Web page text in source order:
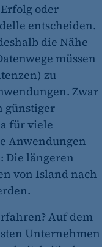
oder
entscheiden.
die Nähe
müssen
zu
Zwar
günstiger
für viele
Anwendungen
Die längeren
von Island nach
Auf dem
Unternehmen